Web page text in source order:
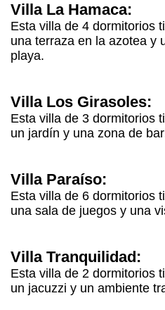
Villa La Hamaca:
Esta villa de 4 dormitorios
una terraza en la azotea y
playa.
Villa Los Girasoles:
Esta villa de 3 dormitorios
un jardín y una zona de
Villa Paraíso:
Esta villa de 6 dormitorios
una sala de juegos y una
Villa Tranquilidad:
Esta villa de 2 dormitorios
un jacuzzi y un ambiente